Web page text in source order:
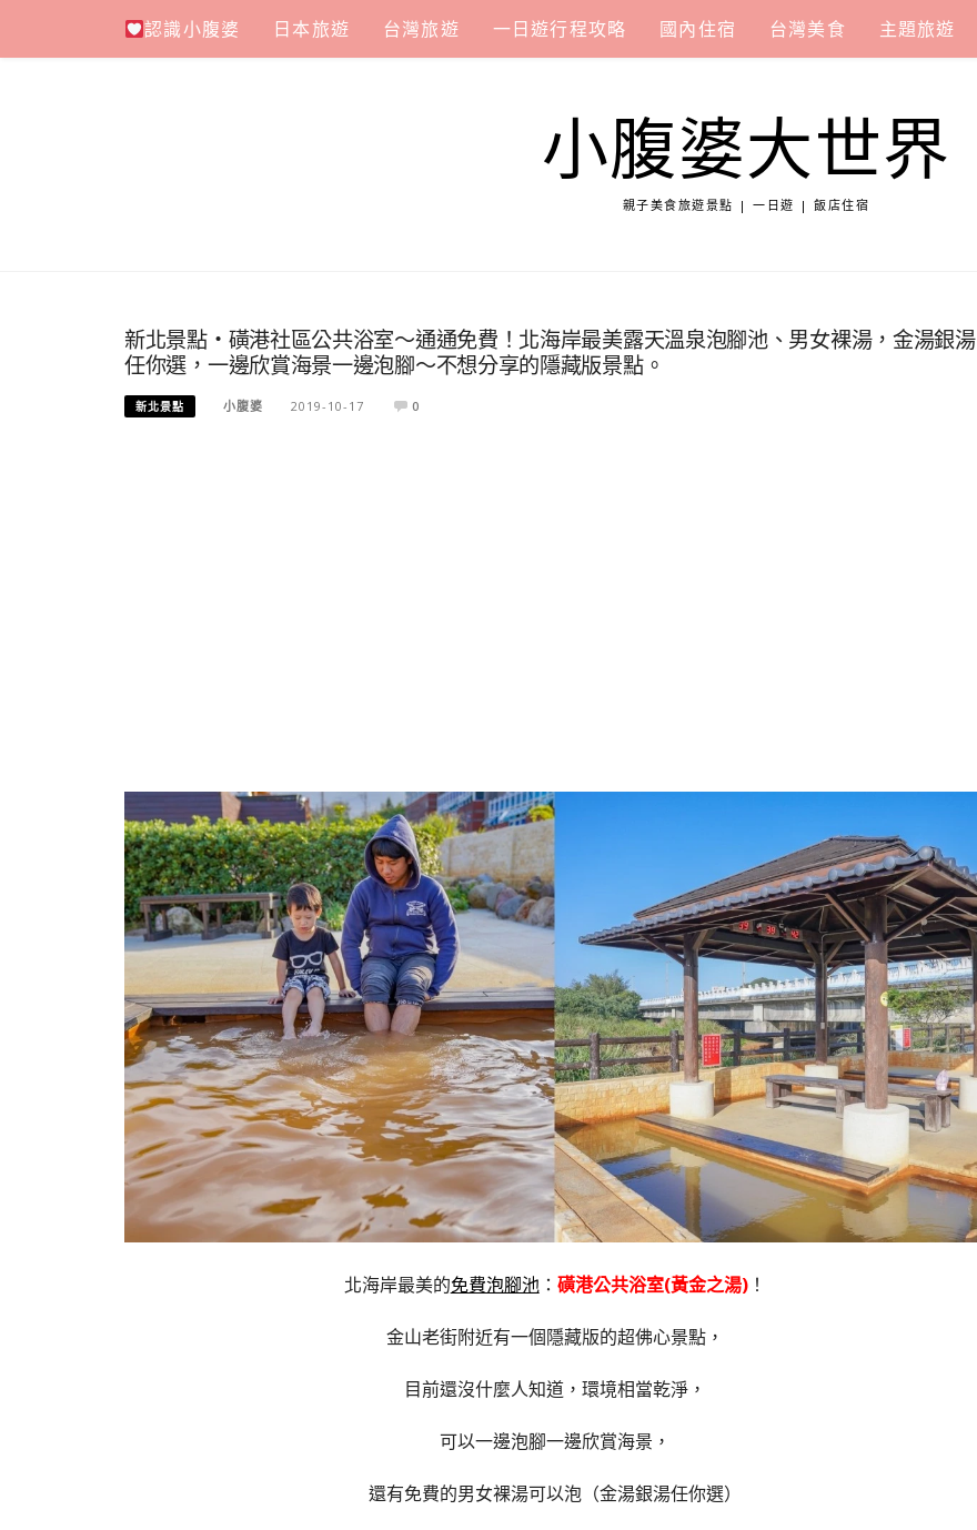
content
認識小腹婆 日本旅遊 台灣旅遊 一日遊行程攻略 國內住宿 台灣美食 主題旅遊
小腹婆大世界
親子美食旅遊景點 | 一日遊 | 飯店住宿
新北景點・磺港社區公共浴室～通通免費！北海岸最美露天溫泉泡腳池、男女裸湯，金湯銀湯
任你選，一邊欣賞海景一邊泡腳～不想分享的隱藏版景點。
新北景點 小腹婆 2019-10-17 0
北海岸最美的免費泡腳池： 磺港公共浴室(黃金之湯)！
金山老街附近有一個隱藏版的超佛心景點，
目前還沒什麼人知道，環境相當乾淨，
可以一邊泡腳一邊欣賞海景，
還有免費的男女裸湯可以泡（金湯銀湯任你選）